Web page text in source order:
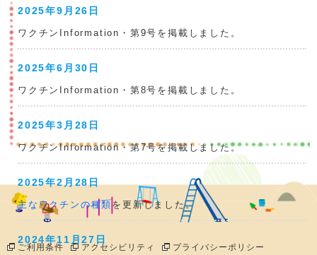
2025年9月26日
ワクチンInformation・第9号 を掲載しました。
2025年6月30日
ワクチンInformation・第8号 を掲載しました。
2025年3月28日
ワクチンInformation・第7号を掲載しました。
2025年2月28日
主なワクチンの種類 を更新しました。
2024年11月27日
ご利用条件 アクセシビリティ プライバシーポリシー